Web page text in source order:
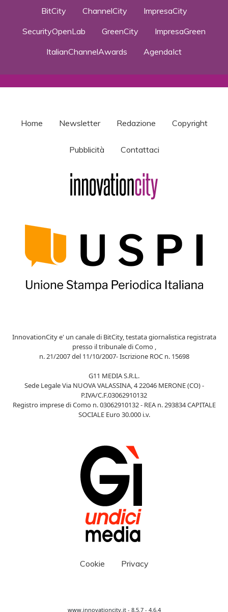
BitCity ChannelCity
ImpresaCity
SecurityOpenLab
GreenCity
ImpresaGreen
ItalianChannelAwards
AgendaIct
Home Newsletter Redazione Copyright
Pubblicità Contattaci
InnovationCity e' un canale di BitCity, testata giornalistica registrata
presso il tribunale di Como ,
n. 21/2007 del 11/10/2007- Iscrizione ROC n. 15698
G11 MEDIA S.R.L.
Sede Legale Via NUOVA VALASSINA, 4 22046 MERONE (CO) -
P.IVA/C.F.03062910132
Registro imprese di Como n. 03062910132 - REA n. 293834 CAPITALE
SOCIALE Euro 30.000 i.v.
Cookie Privacy
www.innovationcity.it - 8.5.7 - 4.6.4